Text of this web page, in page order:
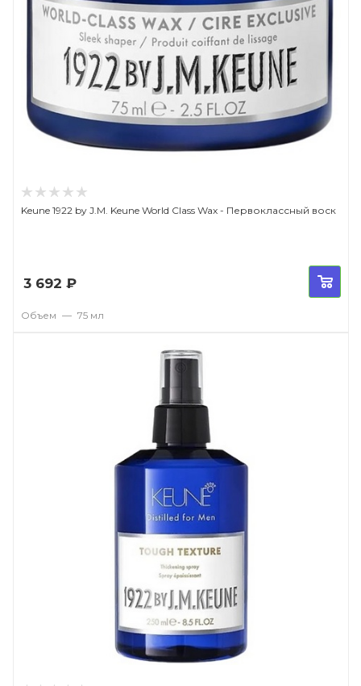
Keune 1922 by J.M. Keune World Class Wax - Первоклассный воск
3 692 ₽
Объем — 75 мл